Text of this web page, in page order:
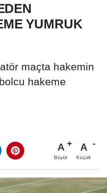
YUMRUK
maçta hakemin
hakeme
A
Büyüt
A
Küçült